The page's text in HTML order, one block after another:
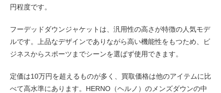
円程度です。
フーデッドダウンジャケットは、汎用性の高さが特徴の人気モデ
ルです。上品なデザインでありながら高い機能性をもつため、ビ
ジネスからスポーツまでシーンを選ばず使用できます。
定価は10万円を超えるものが多く、買取価格は他のアイテムに比
べて高水準にあります。HERNO（ヘルノ）のメンズダウンの中